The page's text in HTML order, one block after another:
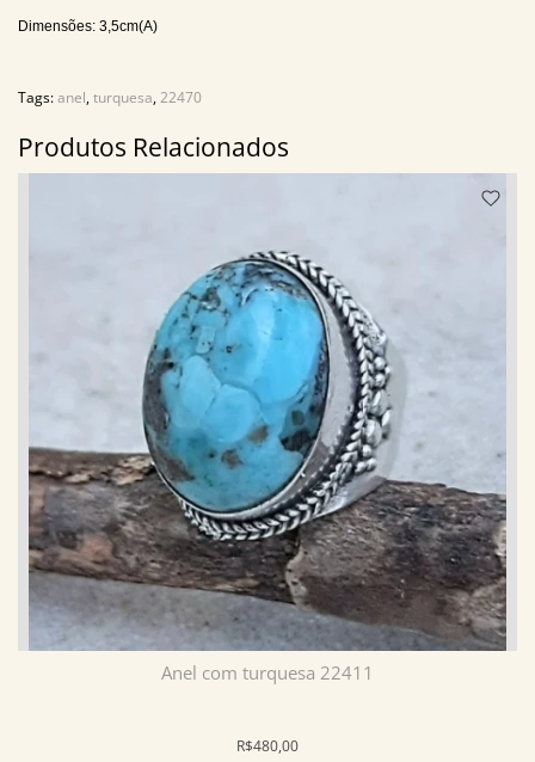
Dimensões: 3,5cm(A)
Tags:anel,turquesa,22470
Produtos Relacionados
Anel com turquesa 22411
R$480,00